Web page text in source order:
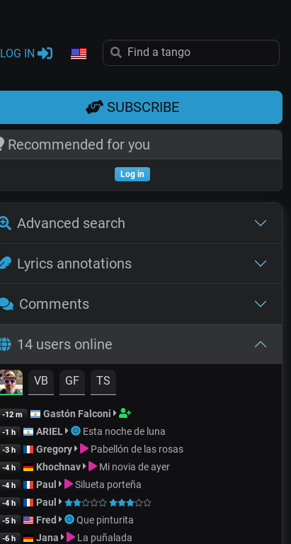
LOG IN
SUBSCRIBE
Recommended for you
Log in
Advanced search
Lyrics annotations
Comments
14 users online
VB GF TS
-12 m Gastón Falconi
-1 h ARIEL Esta noche de luna
-3 h Gregory Pabellón de las rosas
-4 h Khochnav Mi novia de ayer
-4 h Paul Silueta porteña
-4 h Paul
-5 h Fred Que pinturita
-6 h Jana La puñalada